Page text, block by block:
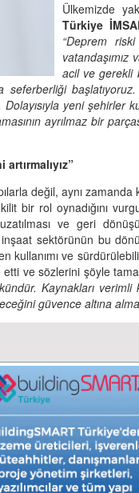
Ülkemizde
Türkiye
“Deprem
acil ve gerekli
seferberliği
yeni
ayrılmaz bir
değil, aynı
bir rol oynadığını
ve geri
sektörünün bu
kullanımı ve
ve sözlerini şöyle
Kaynakları
güvence altına